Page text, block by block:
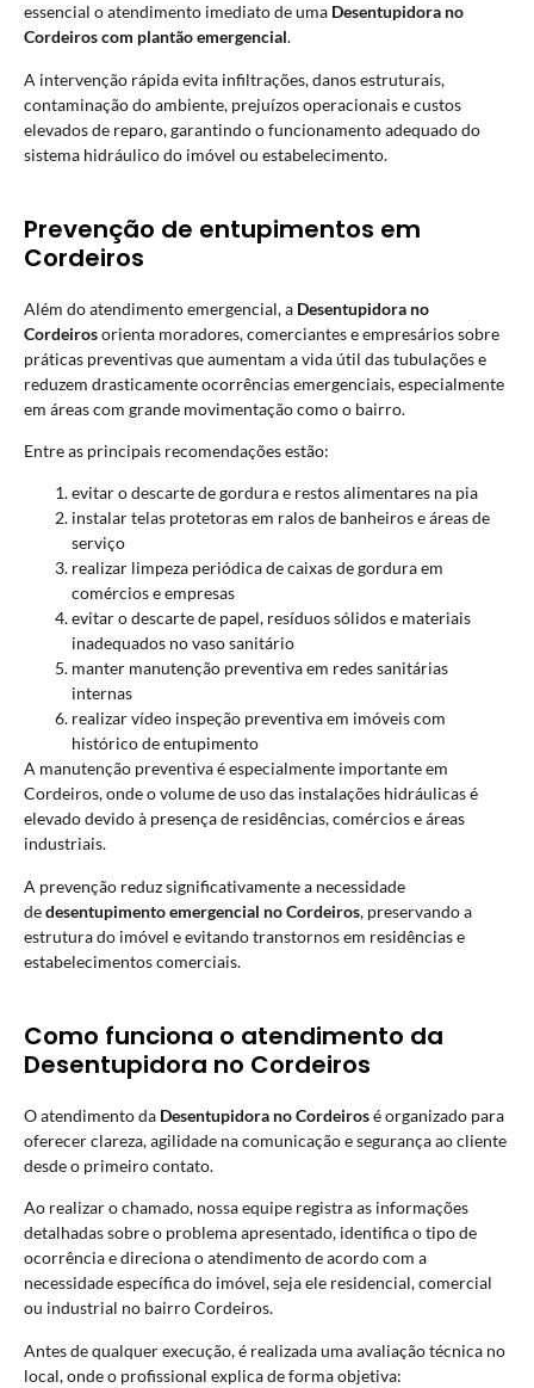
essencial o atendimento imediato de uma Desentupidora no
Cordeiros com plantão emergencial.
A intervenção rápida evita infiltrações, danos estruturais,
contaminação do ambiente, prejuízos operacionais e custos
elevados de reparo, garantindo o funcionamento adequado do
sistema hidráulico do imóvel ou estabelecimento.
Prevenção de entupimentos em
Cordeiros
Além do atendimento emergencial, a Desentupidora no
Cordeirosorienta moradores, comerciantes e empresários sobre
práticas preventivas que aumentam a vida útil das tubulações e
reduzem drasticamente ocorrências emergenciais, especialmente
em áreas com grande movimentação como o bairro.
Entre as principais recomendações estão:
evitar o descarte de gordura e restos alimentares na pia
instalar telas protetoras em ralos de banheiros e áreas de
serviço
realizar limpeza periódica de caixas de gordura em
comércios e empresas
evitar o descarte de papel, resíduos sólidos e materiais
inadequados no vaso sanitário
manter manutenção preventiva em redes sanitárias
internas
realizar vídeo inspeção preventiva em imóveis com
histórico de entupimento
A manutenção preventiva é especialmente importante em
Cordeiros, onde o volume de uso das instalações hidráulicas é
elevado devido à presença de residências, comércios e áreas
industriais.
A prevenção reduz significativamente a necessidade
dedesentupimento emergencial no Cordeiros, preservando a
estrutura do imóvel e evitando transtornos em residências e
estabelecimentos comerciais.
Como funciona o atendimento da
Desentupidora no Cordeiros
O atendimento da Desentupidora no Cordeirosé organizado para
oferecer clareza, agilidade na comunicação e segurança ao cliente
desde o primeiro contato.
Ao realizar o chamado, nossa equipe registra as informações
detalhadas sobre o problema apresentado, identifica o tipo de
ocorrência e direciona o atendimento de acordo com a
necessidade específica do imóvel, seja ele residencial, comercial
ou industrial no bairro Cordeiros.
Antes de qualquer execução, é realizada uma avaliação técnica no
local, onde o profissional explica de forma objetiva: